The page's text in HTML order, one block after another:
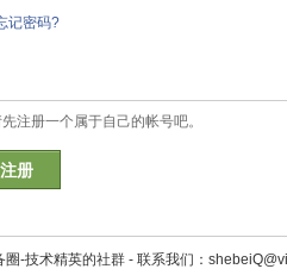
记密码?
注册一个属于自己的帐号吧。
册
圈-技术精英的社群 - 联系我们：